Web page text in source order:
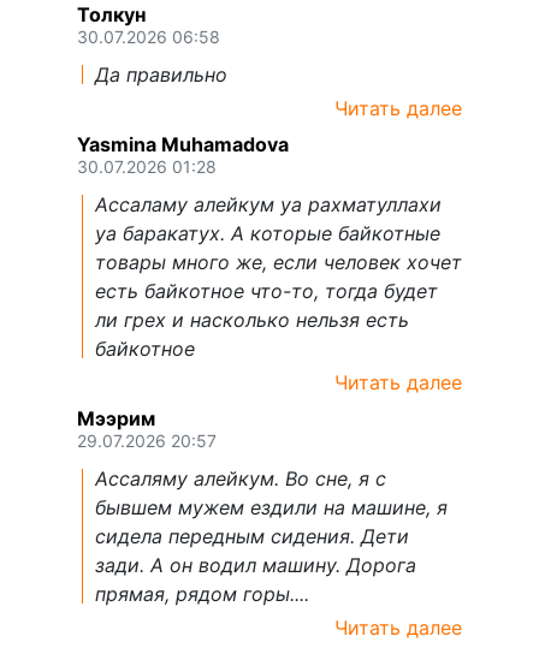
Толкун
30.07.2026 06:58
Да правильно
Читать далее
Yasmina Muhamadova
30.07.2026 01:28
Ассаламу алейкум уа рахматуллахи
уа баракатух. А которые байкотные
товары много же, если человек хочет
есть байкотное что-то, тогда будет
ли грех и насколько нельзя есть
байкотное
Читать далее
Мээрим
29.07.2026 20:57
Ассаляму алейкум. Во сне, я с
бывшем мужем ездили на машине, я
сидела передным сидения. Дети
зади. А он водил машину. Дорога
прямая, рядом горы....
Читать далее